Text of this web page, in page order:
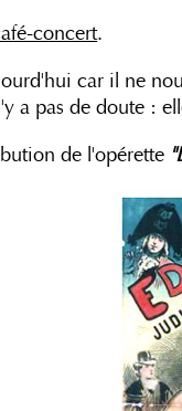
concert.
car il ne
a pas de doute :
de l'opérette